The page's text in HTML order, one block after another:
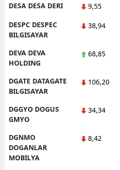
DESA DESA DERI 9,55
DESPC DESPEC
BILGISAYAR
38,94
DEVA DEVA
HOLDING
68,85
DGATE DATAGATE
BILGISAYAR
106,20
DGGYO DOGUS
GMYO
34,34
DGNMO
DOGANLAR
MOBILYA
8,42